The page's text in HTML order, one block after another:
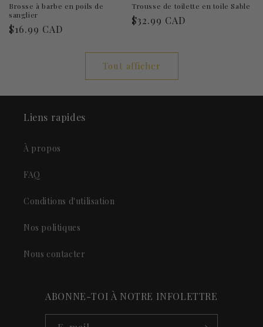
Brosse à barbe en poils de
sanglier
Prix
$16.99 CAD
Trousse de toilette en toile Sable
Prix
$32.99 CAD
Tout afficher
Liens rapides
À propos
FAQ
Conditions d'utilisation
Nos politiques
Nous contacter
ABONNE-TOI À NOTRE INFOLETTRE